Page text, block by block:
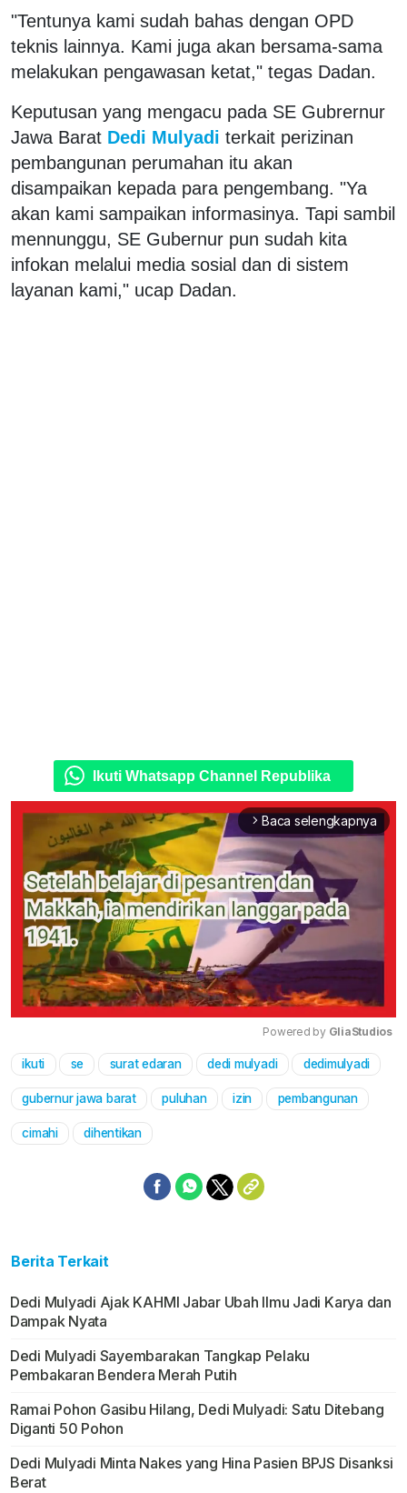
"Tentunya kami sudah bahas dengan OPD
teknis lainnya. Kami juga akan bersama-sama
melakukan pengawasan ketat," tegas Dadan.
Keputusan yang mengacu pada SE Gubrernur
Jawa Barat Dedi Mulyadi terkait perizinan
pembangunan perumahan itu akan
disampaikan kepada para pengembang. "Ya
akan kami sampaikan informasinya. Tapi sambil
mennunggu, SE Gubernur pun sudah kita
infokan melalui media sosial dan di sistem
layanan kami," ucap Dadan.
Ikuti Whatsapp Channel Republika
arrow_forward_ios Baca selengkapnya
Mute
Powered by GliaStudios
ikuti se surat edaran dedi mulyadi dedimulyadi
gubernur jawa barat puluhan izin pembangunan
cimahi dihentikan
Berita Terkait
Dedi Mulyadi Ajak KAHMI Jabar Ubah Ilmu Jadi Karya dan
Dampak Nyata
Dedi Mulyadi Sayembarakan Tangkap Pelaku
Pembakaran Bendera Merah Putih
Ramai Pohon Gasibu Hilang, Dedi Mulyadi: Satu Ditebang
Diganti 50 Pohon
Dedi Mulyadi Minta Nakes yang Hina Pasien BPJS Disanksi
Berat